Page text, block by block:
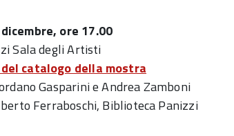
ore 17.00
Sala degli Artisti
catalogo della mostra
Gasparini e Andrea Zamboni
Ferraboschi, Biblioteca Panizzi